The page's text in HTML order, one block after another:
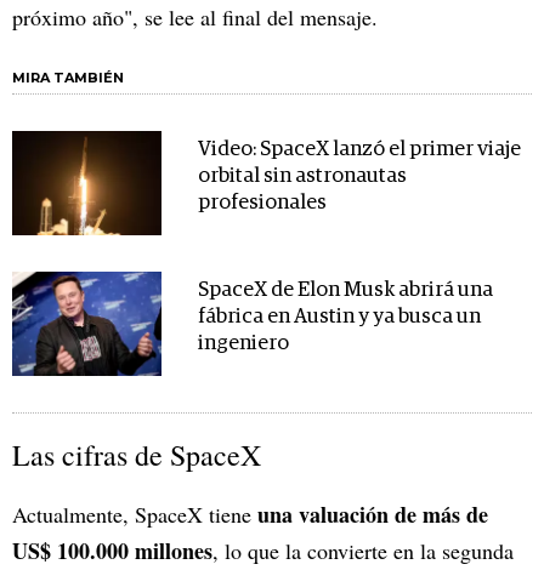
próximo año", se lee al final del mensaje.
MIRA TAMBIÉN
Video: SpaceX lanzó el primer viaje
orbital sin astronautas
profesionales
SpaceX de Elon Musk abrirá una
fábrica en Austin y ya busca un
ingeniero
Las cifras de SpaceX
Actualmente, SpaceX tiene una valuación de más de
US$ 100.000 millones, lo que la convierte en la segunda